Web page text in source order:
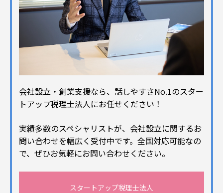
会社設立・創業支援なら、話しやすさNo.1のスター
トアップ税理士法人にお任せください！
実績多数のスペシャリストが、会社設立に関するお
問い合わせを幅広く受付中です。全国対応可能なの
で、ぜひお気軽にお問い合わせください。
スタートアップ税理士法人